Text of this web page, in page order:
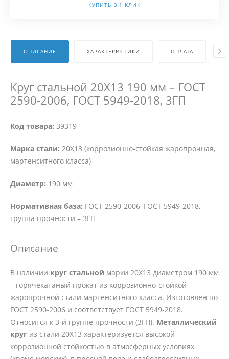
КУПИТЬ В 1 КЛИК
ОПИСАНИЕ ХАРАКТЕРИСТИКИ ОПЛАТА
Круг стальной 20Х13 190 мм – ГОСТ
2590-2006, ГОСТ 5949-2018, 3ГП
Код товара: 39319
Марка стали: 20Х13 (коррозионно-стойкая жаропрочная,
мартенситного класса)
Диаметр: 190 мм
Нормативная база: ГОСТ 2590-2006, ГОСТ 5949-2018,
группа прочности – 3ГП
Описание
В наличии круг стальной марки 20Х13 диаметром 190 мм
– горячекатаный прокат из коррозионно-стойкой
жаропрочной стали мартенситного класса. Изготовлен по
ГОСТ 2590-2006 и соответствует ГОСТ 5949-2018.
Относится к 3-й группе прочности (3ГП). Металлический
круг из стали 20Х13 характеризуется высокой
коррозионной стойкостью в атмосферных условиях